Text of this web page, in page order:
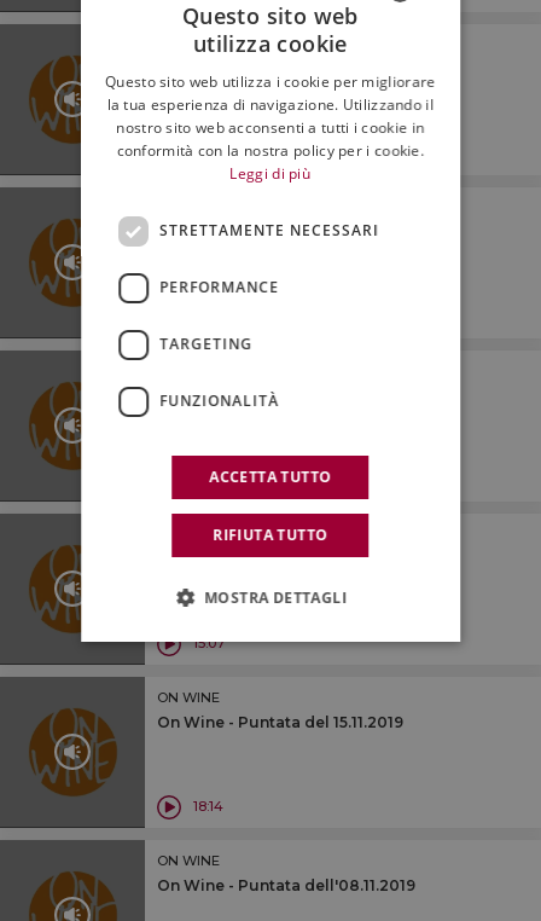
ON WINE
12:26
On Wine - Puntata del 06.12.2019
On Wine - Puntata del 29.11.2019
14:18
ON WINE
On Wine - Puntata del 22.11.2019
15:07
ON WINE
On Wine - Puntata del 15.11.2019
18:14
ON WINE
On Wine - Puntata dell'08.11.2019
ENGLISH
Questo sito web
utilizza cookie
Questo sito web utilizza i cookie per migliorare
la tua esperienza di navigazione. Utilizzando il
nostro sito web acconsenti a tutti i cookie in
conformità con la nostra policy per i cookie.
Leggi di più
STRETTAMENTE NECESSARI
PERFORMANCE
TARGETING
FUNZIONALITÀ
ACCETTA TUTTO
RIFIUTA TUTTO
MOSTRA DETTAGLI